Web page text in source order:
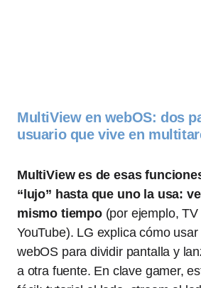
MultiView en webOS: dos
usuario que vive en
MultiView es de esas
“lujo” hasta que uno la usa:
mismo tiempo(por ejemplo, TV
YouTube). LG explica cómo
webOS para dividir pantalla y
a otra fuente. En clave gamer,